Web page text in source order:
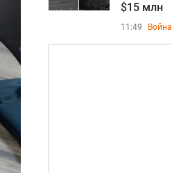
$15 млн
11:49 Война